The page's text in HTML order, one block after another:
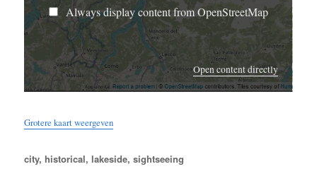
Always display content from OpenStreetMap
Open content directly
Grotere kaart weergeven
Tags
city, historical, lakeside,sightseeing